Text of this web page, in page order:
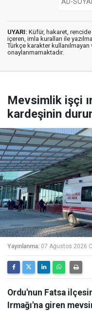
UYARI: Küfür, hakaret,
içeren, imla kuralları ile
Türkçe karakter
onaylanmamaktadır.
Mevsimlik işçi
kardeşinin
Yayınlanma: 07 Ağustos 2026
Ordu'nun Fatsa
Irmağı'na giren